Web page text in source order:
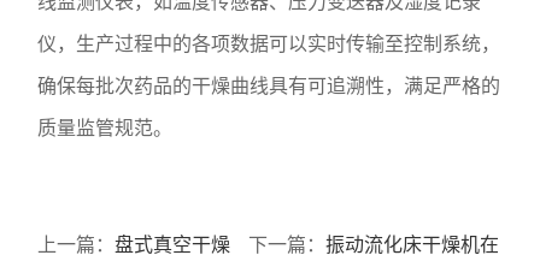
仪，生产过程中的各项数据可以实时传输至控制系统，
确保每批次药品的干燥曲线具有可追溯性，满足严格的
质量监管规范。
上一篇：盘式真空干燥
下一篇： 振动流化床干燥机在